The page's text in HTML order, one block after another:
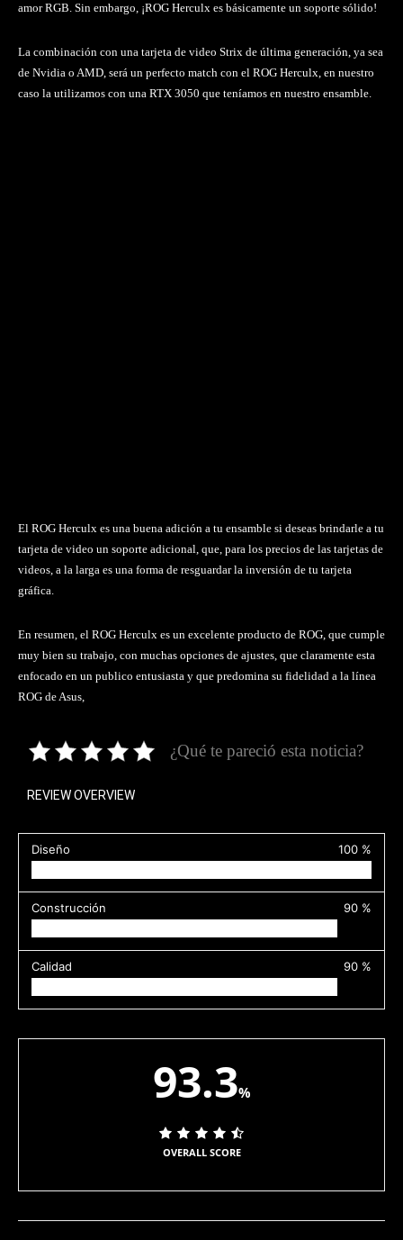
amor RGB. Sin embargo, ¡ROG Herculx es básicamente un soporte sólido!
La combinación con una tarjeta de video Strix de última generación, ya sea
de Nvidia o AMD, será un perfecto match con el ROG Herculx, en nuestro
caso la utilizamos con una RTX 3050 que teníamos en nuestro ensamble.
El ROG Herculx es una buena adición a tu ensamble si deseas brindarle a tu
tarjeta de video un soporte adicional, que, para los precios de las tarjetas de
videos, a la larga es una forma de resguardar la inversión de tu tarjeta
gráfica.
En resumen, el ROG Herculx es un excelente producto de ROG, que cumple
muy bien su trabajo, con muchas opciones de ajustes, que claramente esta
enfocado en un publico entusiasta y que predomina su fidelidad a la línea
ROG de Asus,
¿Qué te pareció esta noticia?
REVIEW OVERVIEW
Diseño 100 %
Construcción 90 %
Calidad 90 %
93.3%
OVERALL SCORE